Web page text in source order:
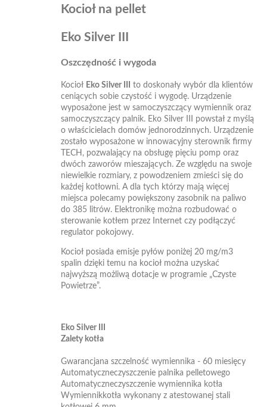
Kocioł na pellet
Eko Silver
Oszczędność i wygoda
Kocioł Eko Silver III
to doskonały wybór dla klientów
ceniących sobie czystość i wygodę. Urządzenie
wyposażone jest w samoczyszczący wymiennik oraz
samoczyszczący palnik. Eko Silver III powstał z myślą
o właścicielach domów jednorodzinnych. Urządzenie
zostało wyposażone w innowacyjny sterownik firmy
TECH, pozwalający na obsługę pięciu pomp oraz
dwóch zaworów mieszających. Ze względu na swoje
niewielkie rozmiary, z powodzeniem zmieści się do
każdej kotłowni. A dla tych którzy mają więcej
miejsca polecamy powiększony zasobnik na paliwo
do 385 litrów. Elektronikę można rozbudować o
sterowanie kotłem przez Internet czy podłączyć
regulator pokojowy.
Kocioł posiada emisje pyłów poniżej 20 mg/m3
spalin dzięki temu na kocioł można uzyskać
najwyższą możliwą dotacje w programie „Czyste
Powietrze”.
Eko Silver III
Zalety kotła
Gwarancjana szczelność wymiennika - 60 miesięcy
Automatyczneczyszczenie palnika pelletowego
Automatyczneczyszczenie wymiennika kotła
Wymiennikkotła wykonany z atestowanej stali